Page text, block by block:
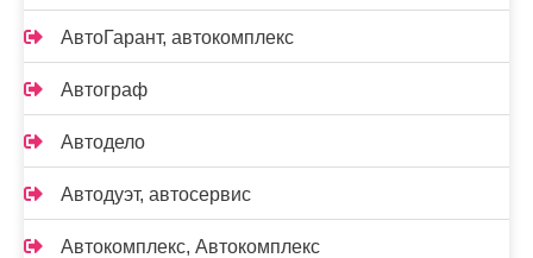
АвтоГарант, автокомплекс
Автограф
Автодело
Автодуэт, автосервис
Автокомплекс, Автокомплекс